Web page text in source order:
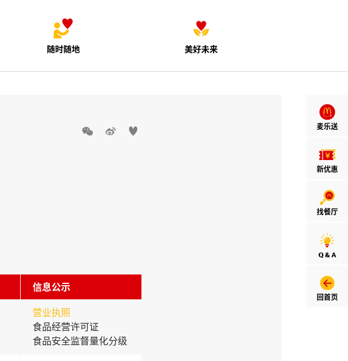
随时随地 美好未来
麦乐送
新优惠
找餐厅
Q & A
回首页
  
信息公示
营业执照
食品经营许可证
食品安全监督量化分级